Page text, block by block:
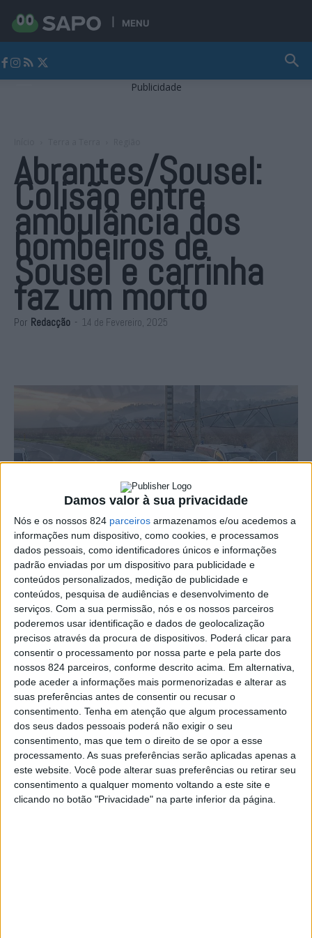
Damos valor à sua privacidade
Nós e os nossos 824 parceiros armazenamos e/ou acedemos a
informações num dispositivo, como cookies, e processamos
dados pessoais, como identificadores únicos e informações
padrão enviadas por um dispositivo para publicidade e
conteúdos personalizados, medição de publicidade e
conteúdos, pesquisa de audiências e desenvolvimento de
serviços. Com a sua permissão, nós e os nossos parceiros
poderemos usar identificação e dados de geolocalização
precisos através da procura de dispositivos. Poderá clicar para
consentir o processamento por nossa parte e pela parte dos
nossos 824 parceiros, conforme descrito acima. Em alternativa,
pode aceder a informações mais pormenorizadas e alterar as
suas preferências antes de consentir ou recusar o
consentimento. Tenha em atenção que algum processamento
dos seus dados pessoais poderá não exigir o seu
consentimento, mas que tem o direito de se opor a esse
processamento. As suas preferências serão aplicadas apenas a
este website. Você pode alterar suas preferências ou retirar seu
consentimento a qualquer momento voltando a este site e
clicando no botão "Privacidade" na parte inferior da página.
MENU
Publicidade
Abrantes/Sousel:
Colisão entre
ambulância dos
bombeiros de
Sousel e carrinha
faz um morto
Por Redacção - 14 de Fevereiro, 2025
A colisão entre uma ambulância dos Bombeiros
Voluntários de Sousel e um veículo ligeiro de
mercadorias da empresa Águas do Alto Alentejo, que
ocorreu na manhã desta sexta-feira, na Estrada Nacional
2, em Vale de Cortiças, no concelho de Abrantes,
provocou um morto e dois feridos graves.
O alerta para a ocorrência foi dado às 7h30, tendo sido